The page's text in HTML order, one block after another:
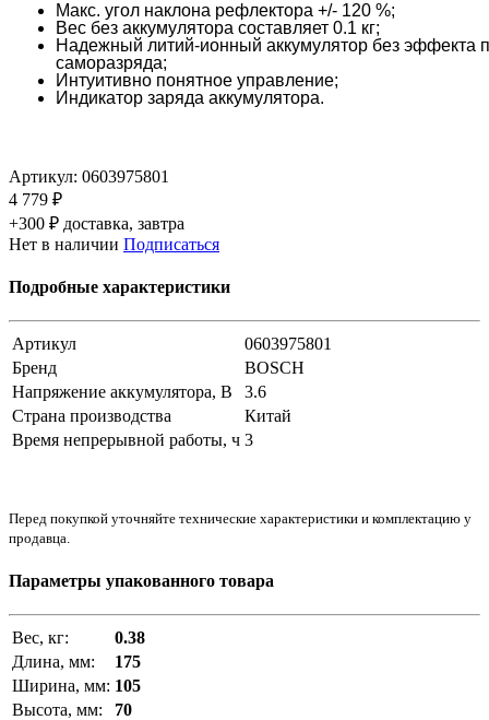
Макс. угол наклона рефлектора +/- 120 %;
Вес без аккумулятора составляет 0.1 кг;
Надежный литий-ионный аккумулятор без эффекта
саморазряда;
Интуитивно понятное управление;
Индикатор заряда аккумулятора.
Артикул: 0603975801
4 779 ₽
+300 ₽ доставка, завтра
Нет в наличии Подписаться
Подробные характеристики
Артикул
0603975801
Бренд
BOSCH
Напряжение аккумулятора, В
3.6
Страна производства
Китай
Время непрерывной работы, ч 3
Перед покупкой уточняйте технические характеристики и комплектацию у
продавца.
Параметры упакованного товара
Вес, кг:
0.38
Длина, мм:
175
Ширина, мм: 105
Высота, мм:
70